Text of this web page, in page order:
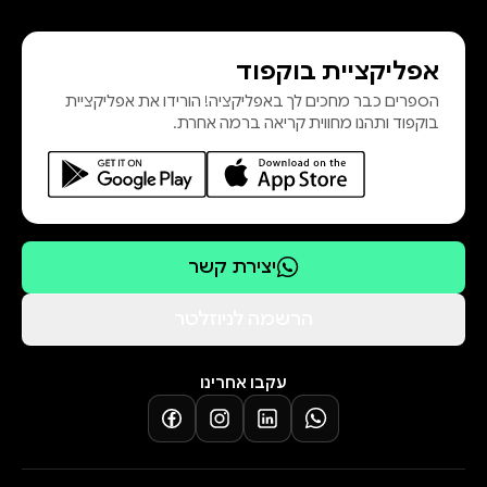
אפליקציית בוקפוד
הספרים כבר מחכים לך באפליקציה! הורידו את אפליקציית
בוקפוד ותהנו מחווית קריאה ברמה אחרת.
יצירת קשר
עקבו אחרינו